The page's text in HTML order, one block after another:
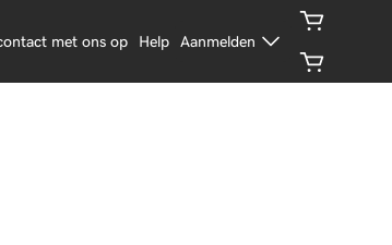
met ons op Help Aanmelden